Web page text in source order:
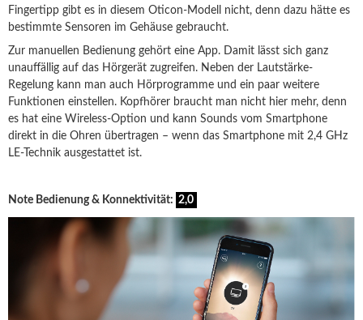
Fingertipp gibt es in diesem Oticon-Modell nicht, denn dazu hätte es
bestimmte Sensoren im Gehäuse gebraucht.
Zur manuellen Bedienung gehört eine App. Damit lässt sich ganz
unauffällig auf das Hörgerät zugreifen. Neben der Lautstärke-
Regelung kann man auch Hörprogramme und ein paar weitere
Funktionen einstellen. Kopfhörer braucht man nicht hier mehr, denn
es hat eine Wireless-Option und kann Sounds vom Smartphone
direkt in die Ohren übertragen – wenn das Smartphone mit 2,4 GHz
LE-Technik ausgestattet ist.
Note Bedienung & Konnektivität: 2,0